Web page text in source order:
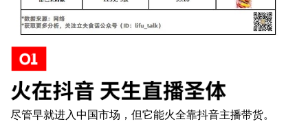
尽管早就进入中国市场，但它能火全靠抖音主播带货。